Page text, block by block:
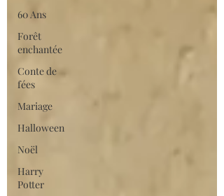
60 Ans
Forêt
enchantée
Conte de
fées
Mariage
Halloween
Noël
Harry
Potter